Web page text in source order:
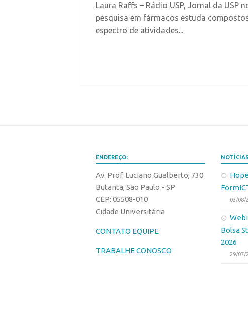
Laura Raffs – Rádio USP, Jornal da USP
pesquisa em fármacos estuda
espectro de atividades...
ENDEREÇO:
Av. Prof. Luciano Gualberto, 730
Butantã, São Paulo - SP
CEP: 05508-010
Cidade Universitária
CONTATO EQUIPE
TRABALHE CONOSCO
03/08/
Bolsa
2026
29/07/